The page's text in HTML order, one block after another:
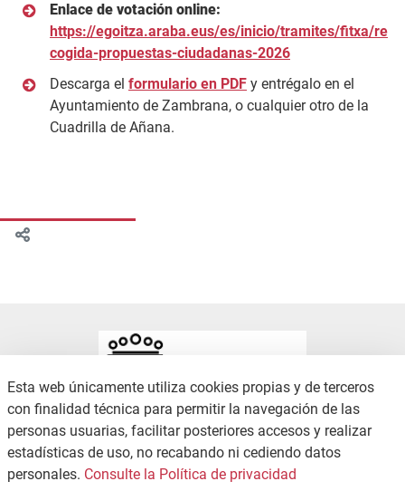
Enlace de votación online:
https://egoitza.araba.eus/es/inicio/tramites/fitxa/re
cogida-propuestas-ciudadanas-2026
Descarga el formulario en PDF y entrégalo en el
Ayuntamiento de Zambrana, o cualquier otro de la
Cuadrilla de Añana.
CONTACTO
POLÍTICA DE PRIVACIDAD
Esta web únicamente utiliza cookies propias y de terceros
con finalidad técnica para permitir la navegación de las
personas usuarias, facilitar posteriores accesos y realizar
estadísticas de uso, no recabando ni cediendo datos
personales. Consulte la Política de privacidad